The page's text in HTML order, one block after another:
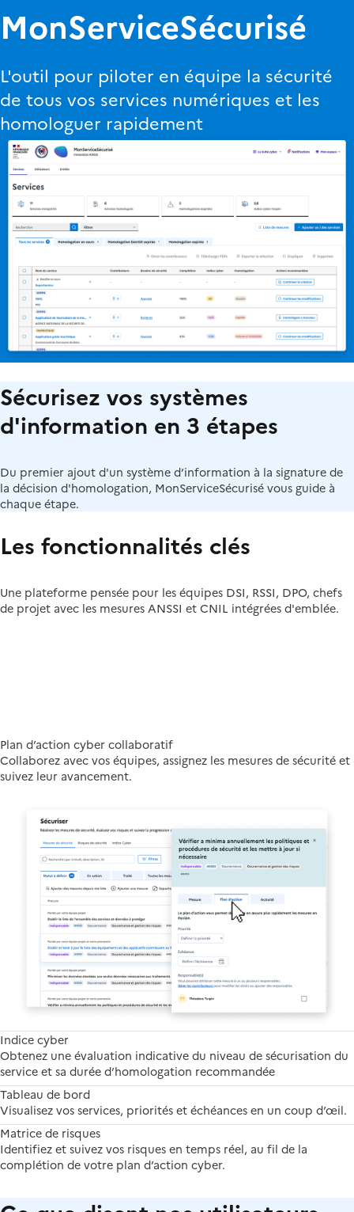
MonService​Sécurisé
L'outil pour piloter en équipe la sécurité
de tous vos services numériques et les
homologuer rapidement
Sécurisez vos systèmes
d'information en 3 étapes
Du premier ajout d'un système d’information à la signature de
la décision d'homologation, MonServiceSécurisé vous guide à
chaque étape.
Les fonctionnalités clés
Une plateforme pensée pour les équipes DSI, RSSI, DPO, chefs
de projet avec les mesures ANSSI et CNIL intégrées d'emblée.
Plan d’action cyber collaboratif
Collaborez avec vos équipes, assignez les mesures de sécurité et
suivez leur avancement.
Indice cyber
Obtenez une évaluation indicative du niveau de sécurisation du
service et sa durée d’homologation recommandée
Tableau de bord
Visualisez vos services, priorités et échéances en un coup d’œil.
Matrice de risques
Identifiez et suivez vos risques en temps réel, au fil de la
complétion de votre plan d’action cyber.